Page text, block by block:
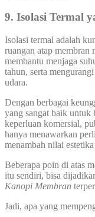
9. Isolasi Termal
Isolasi termal adalah
ruangan atap membran
membantu menjaga
tahun, serta
udara.
Dengan berbagai
yang sangat baik untuk
keperluan komersial,
hanya menawarkan
menambah nilai
Beberapa poin di atas
itu sendiri, bisa
Kanopi Membran
Jadi, apa yang